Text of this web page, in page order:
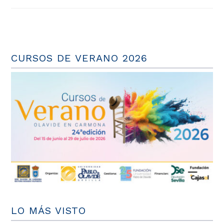
CURSOS DE VERANO 2026
LO MÁS VISTO